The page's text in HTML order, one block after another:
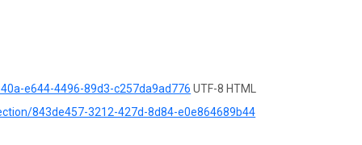
e644-4496-89d3-c257da9ad776 UTF-8 HTML
843de457-3212-427d-8d84-e0e864689b44